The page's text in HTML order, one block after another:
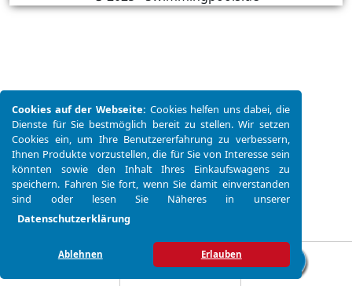
Cookies auf der Webseite: Cookies helfen uns dabei, die
Dienste für Sie bestmöglich bereit zu stellen. Wir setzen
Cookies ein, um Ihre Benutzererfahrung zu verbessern,
Ihnen Produkte vorzustellen, die für Sie von Interesse sein
könnten sowie den Inhalt Ihres Einkaufswagens zu
speichern. Fahren Sie fort, wenn Sie damit einverstanden
sind oder lesen Sie Näheres in unserer
Datenschutzerklärung
Ablehnen Erlauben